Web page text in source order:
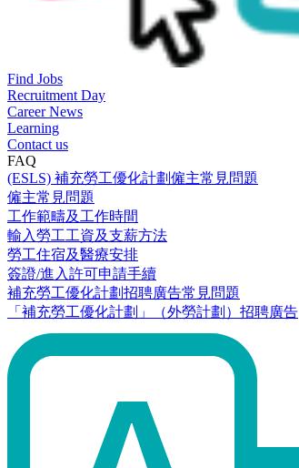
Find Jobs
Recruitment Day
Career News
Learning
Contact us
FAQ
(ESLS) 補充勞工優化計劃僱主常見問題
僱主常見問題
工作範疇及工作時間
輸入勞工工資及支薪方法
勞工住宿及醫療安排
簽證/進入許可申請手續
補充勞工優化計劃招聘廣告常見問題
「補充勞工優化計劃」（外勞計劃）招聘廣告